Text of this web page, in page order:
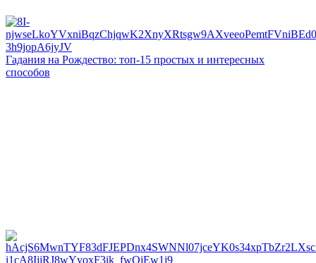
Гадания на Рождество: топ-15 простых и интересных
способов